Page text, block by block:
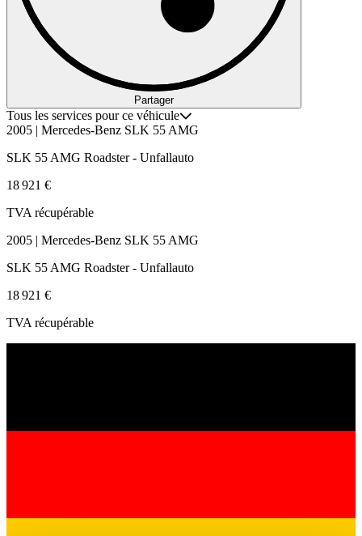
Partager
Tous les services pour ce véhicule
2005 | Mercedes-Benz SLK 55 AMG
SLK 55 AMG Roadster - Unfallauto
18 921 €
TVA récupérable
2005 | Mercedes-Benz SLK 55 AMG
SLK 55 AMG Roadster - Unfallauto
18 921 €
TVA récupérable